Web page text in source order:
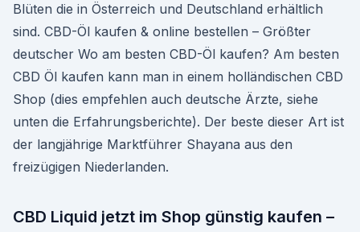
Blüten die in Österreich und Deutschland erhältlich
sind. CBD-Öl kaufen & online bestellen – Größter
deutscher Wo am besten CBD-Öl kaufen? Am besten
CBD Öl kaufen kann man in einem holländischen CBD
Shop (dies empfehlen auch deutsche Ärzte, siehe
unten die Erfahrungsberichte). Der beste dieser Art ist
der langjährige Marktführer Shayana aus den
freizügigen Niederlanden.
CBD Liquid jetzt im Shop günstig kaufen –